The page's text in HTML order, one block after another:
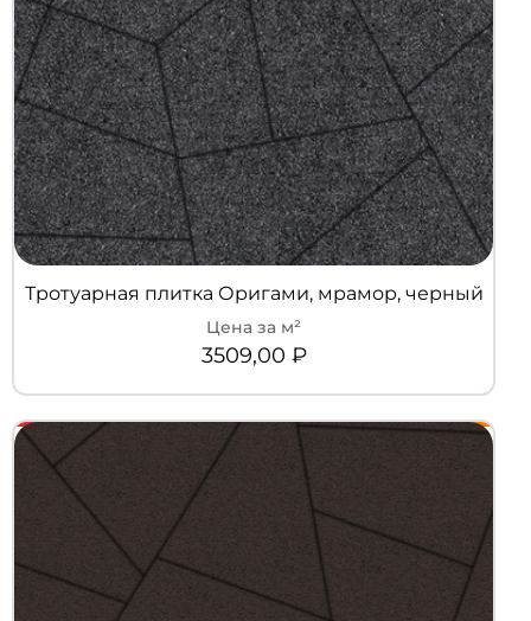
Тротуарная плитка Оригами, мрамор, черный
3509,00 ₽